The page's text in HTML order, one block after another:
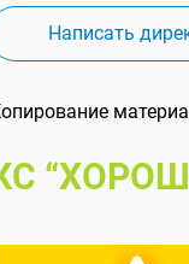
Написать